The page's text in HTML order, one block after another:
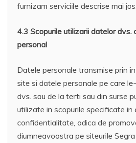
furnizam serviciile descrise mai jos.
4.3 Scopurile utilizarii datelor dvs.
personal
Datele personale transmise prin
site si datele personale pe care
dvs. sau de la terti sau din surse
utilizate in scopurile specificate in
confidentialitate, adica de
diumneavoastra pe siteurile